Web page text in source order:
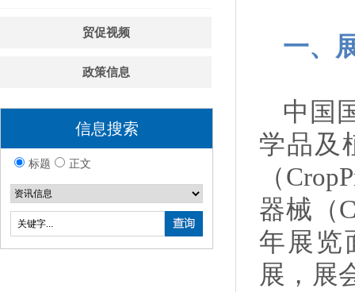
贸促视频
政策信息
信息搜索
标题 正文
一、
中国
学品及
（
器械（
年展览
展，展